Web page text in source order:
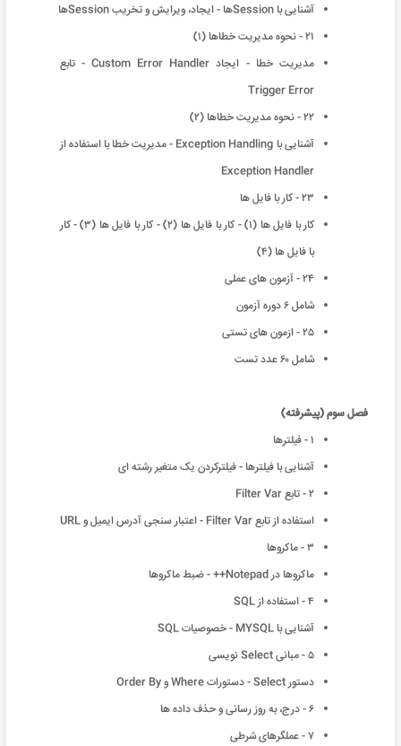
آشنایی با Sessionها - ایجاد، ویرایش و تخریب Sessionها
٢١ - نحوه مدیریت خطاها (١)
مدیریت خطا - ایجاد Custom Error Handler - تابع
Trigger Error
٢٢ - نحوه مدیریت خطاها (٢)
آشنایی با Exception Handling - مدیریت خطا با استفاده از
Exception Handler
٢٣ - کار با فایل ها
کار با فایل ها (١) - کار با فایل ها (٢) - کار با فایل ها (٣) - کار
با فایل ها (۴)
٢۴ - آزمون های عملی
شامل ۶ دوره آزمون
٢۵ - ازمون های تستی
شامل ۶٠ عدد تست
فصل سوم (پیشرفته)
١ - فیلترها
آشنایی با فیلترها - فیلتر‌کردن یک متغیر رشته ای
٢ - تابع Filter Var
استفاده از تابع Filter Var - اعتبار سنجی آدرس ایمیل و URL
٣ - ماکروها
ماکروها در Notepad++ - ضبط ماکروها
۴ - استفاده از SQL
آشنایی با MYSQL - خصوصیات SQL
۵ - مبانی Select نویسی
دستور Select - دستورات Where و Order By
۶ - درج، به روز رسانی و حذف داده ها
٧ - عملگرهای شرطی